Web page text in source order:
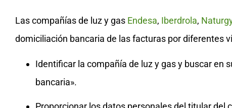
Las compañías de luz y gas Endesa, Iberdrola,
domiciliación bancaria de las facturas por diferentes
Identificar la compañía de luz y gas y buscar en
bancaria».